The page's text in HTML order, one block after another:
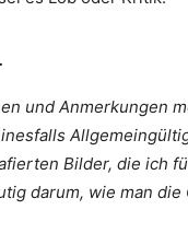
und Anmerkungen
Bilder, die ich
darum, wie man die